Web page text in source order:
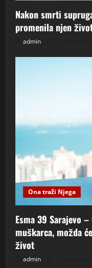
Nakon smrti
promenila njen
admin
Ona traži Njega
Esma 39 Sarajevo
muškarca, možda
život
admin